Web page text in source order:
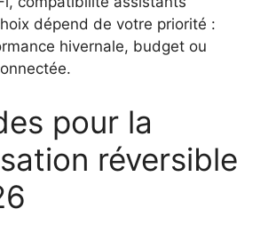
dépend de votre priorité :
hivernale, budget ou
pour la
réversible